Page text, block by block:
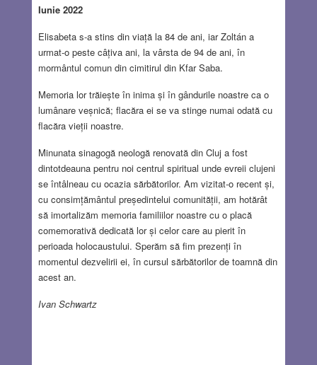
Iunie 2022
Elisabeta s-a stins din viață la 84 de ani, iar Zoltán a
urmat-o peste câțiva ani, la vârsta de 94 de ani, în
mormântul comun din cimitirul din Kfar Saba.
Memoria lor trăiește în inima și în gândurile noastre ca o
lumânare veșnică; flacăra ei se va stinge numai odată cu
flacăra vieții noastre.
Minunata sinagogă neologă renovată din Cluj a fost
dintotdeauna pentru noi centrul spiritual unde evreii clujeni
se întâlneau cu ocazia sărbătorilor. Am vizitat-o recent și,
cu consimțământul președintelui comunității, am hotărât
să imortalizăm memoria familiilor noastre cu o placă
comemorativă dedicată lor și celor care au pierit în
perioada holocaustului. Sperăm să fim prezenți în
momentul dezvelirii ei, în cursul sărbătorilor de toamnă din
acest an.
Ivan Schwartz